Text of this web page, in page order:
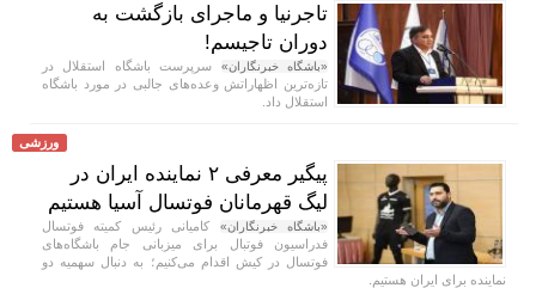
تاجرنیا و ماجرای بازگشت به
دوران تاجیسم!
«باشگاه خبرنگاران» سرپرست باشگاه استقلال در
تازه‌ترین اظهاراتش وعده‌های جالبی در مورد باشگاه
استقلال داد.
ورزشی
پیگیر معرفی ۲ نماینده ایران در
لیگ قهرمانان فوتسال آسیا هستیم
«باشگاه خبرنگاران» کامیانی رئیس کمیته فوتسال
فدراسیون فوتبال برای میزبانی جام باشگاه‌های
فوتسال در کیش اقدام می‌کنیم؛ به دنبال سهمیه دو
نماینده برای ایران هستیم.